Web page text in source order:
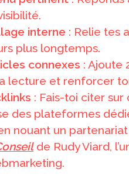
interne : Relie tes
plus longtemps.
connexes : Ajoute
lecture et renforcer
: Fais-toi citer sur
des plateformes
nouant un
de Rudy Viard,